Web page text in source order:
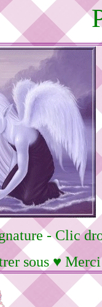
- Clic
sous ♥ Merci